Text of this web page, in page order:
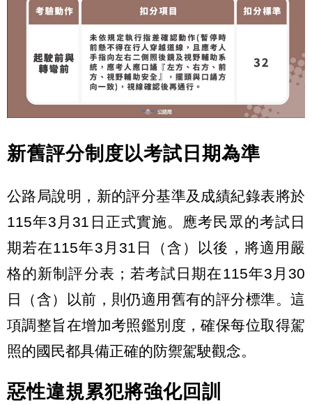
新舊評分制度以考試日期為準
公路局說明，新的評分基準及成績紀錄表將於
115年3月31日正式實施。應考民眾的考試日
期若在115年3月31日（含）以後，將適用嚴
格的新制評分表；若考試日期在115年3月30
日（含）以前，則仍適用舊有的評分標準。這
項調整旨在增加考照鑑別度，確保每位取得駕
照的國民都具備正確的防禦駕駛觀念。
惡性違規累犯將強化回訓